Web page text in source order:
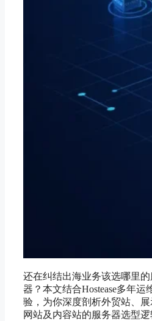
还在纠结出海业务该选哪里的
器？本文结合Hostease多年运
验，为你深度剖析外贸站、展
网站及内容站的服务器选型逻